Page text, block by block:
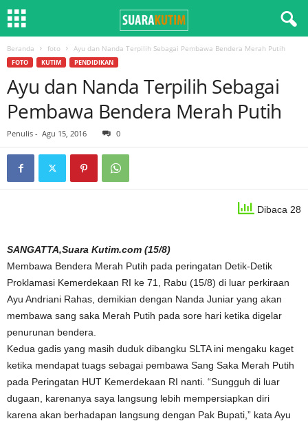
Beranda foto Ayu dan Nanda Terpilih Sebagai Pembawa Bendera Merah Putih
FOTO KUTIM PENDIDIKAN
Ayu dan Nanda Terpilih Sebagai
Pembawa Bendera Merah Putih
Penulis - Agu 15, 2016 0
Dibaca 28
SANGATTA,Suara Kutim.com (15/8)
Membawa Bendera Merah Putih pada peringatan Detik-Detik
Proklamasi Kemerdekaan RI ke 71, Rabu (15/8) di luar perkiraan
Ayu Andriani Rahas, demikian dengan Nanda Juniar yang akan
membawa sang saka Merah Putih pada sore hari ketika digelar
penurunan bendera.
Kedua gadis yang masih duduk dibangku SLTA ini mengaku kaget
ketika mendapat tuags sebagai pembawa Sang Saka Merah Putih
pada Peringatan HUT Kemerdekaan RI nanti. “Sungguh di luar
dugaan, karenanya saya langsung lebih mempersiapkan diri
karena akan berhadapan langsung dengan Pak Bupati,” kata Ayu